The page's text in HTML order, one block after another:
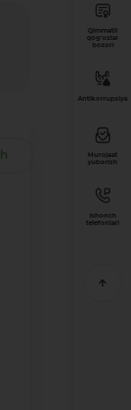
Qimmatli
qog'ozlar
bozori
Antikorrupsiya
Murojaat
yuborish
Ishonch
telefonlari